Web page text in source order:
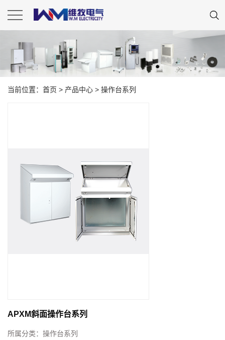
当前位置： 首页 > 产品中心 > 操作台系列
APXM斜面操作台系列
所属分类： 操作台系列